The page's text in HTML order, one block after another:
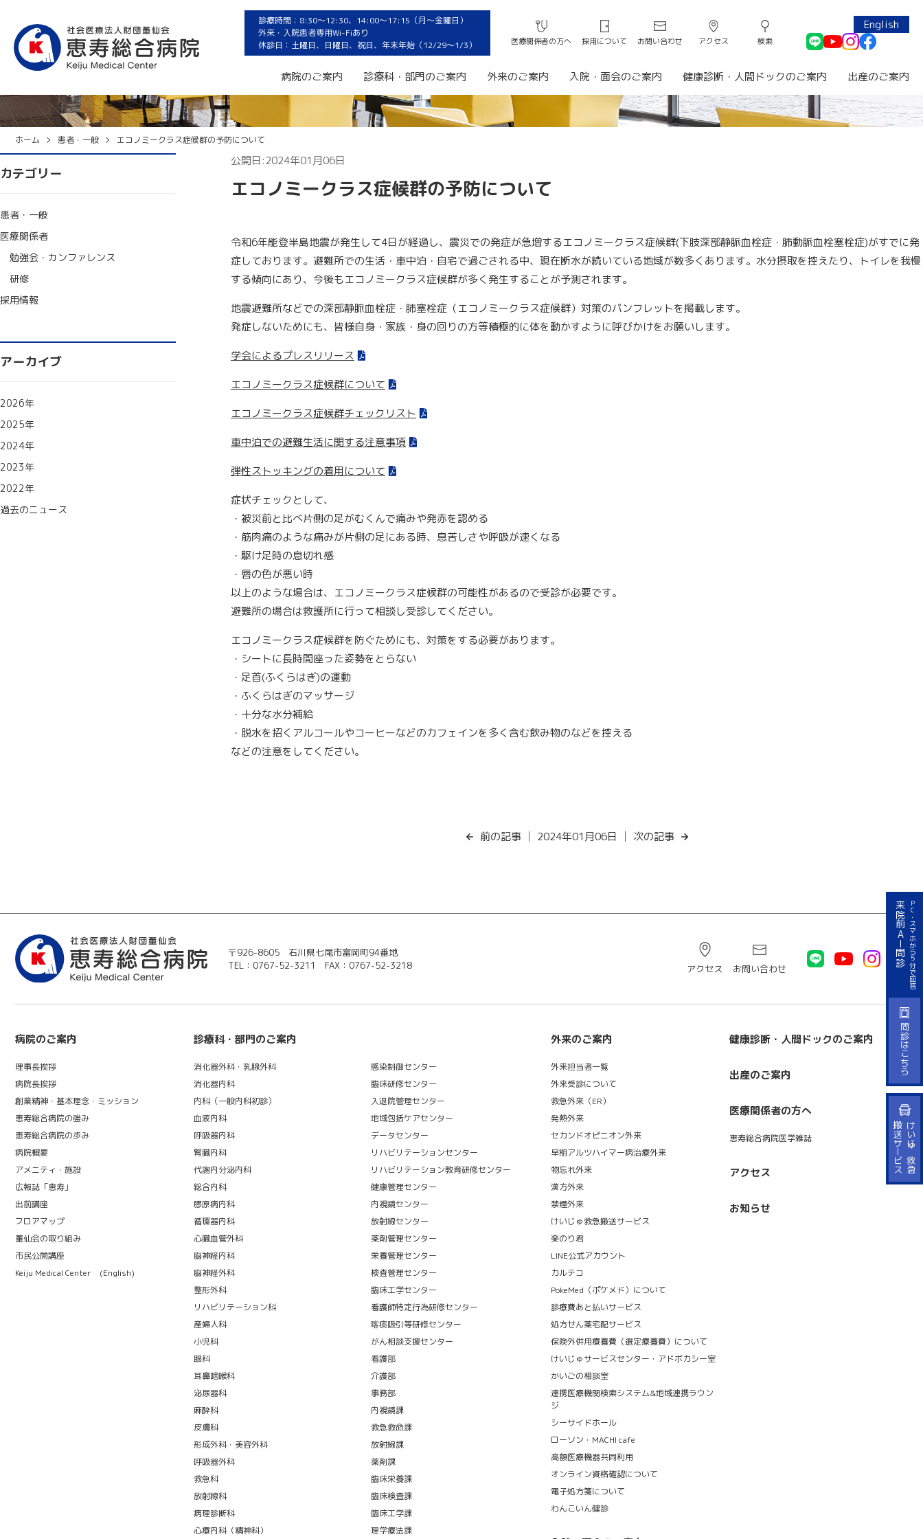
病院のご案内 診療科・部門のご案内 外来のご案内 入院・面会のご案内 健康診断・人間ドックのご案内 出産のご案内
English
医療関係者の方へ 採用について お問い合わせ アクセス 検索
診療時間：8:30〜12:30、14:00〜17:15（月〜金曜日）
外来・入院患者専用Wi-Fiあり
休診日：土曜日、日曜日、祝日、年末年始（12/29〜1/3）
PC・スマホから５分で回答
来院前AI問診
問診はこちら
け
い
じ
ゅ
救
急
搬
送
サ
ー
ビ
ス
お知らせ
ホーム 患者・一般 エコノミークラス症候群の予防について
カテゴリー
患者・一般
医療関係者
勉強会・カンファレンス
研修
採用情報
アーカイブ
2026年
2025年
2024年
2023年
2022年
過去のニュース
公開日:2024年01月06日
エコノミークラス症候群の予防について
令和6年能登半島地震が発生して4日が経過し、震災での発症が急増するエコノミークラス症候群(下肢深部静脈血栓症・肺動脈血栓塞栓症)がすでに発
症しております。避難所での生活・車中泊・自宅で過ごされる中、現在断水が続いている地域が数多くあります。水分摂取を控えたり、トイレを我慢
する傾向にあり、今後もエコノミークラス症候群が多く発生することが予測されます。
地震避難所などでの深部静脈血栓症・肺塞栓症（エコノミークラス症候群）対策のパンフレットを掲載します。
発症しないためにも、皆様自身・家族・身の回りの方等積極的に体を動かすように呼びかけをお願いします。
学会によるプレスリリース
エコノミークラス症候群について
エコノミークラス症候群チェックリスト
車中泊での避難生活に関する注意事項
弾性ストッキングの着用について
症状チェックとして、
・被災前と比べ片側の足がむくんで痛みや発赤を認める
・筋肉痛のような痛みが片側の足にある時、息苦しさや呼吸が速くなる
・駆け足時の息切れ感
・唇の色が悪い時
以上のような場合は、エコノミークラス症候群の可能性があるので受診が必要です。
避難所の場合は救護所に行って相談し受診してください。
エコノミークラス症候群を防ぐためにも、対策をする必要があります。
・シートに長時間座った姿勢をとらない
・足首(ふくらはぎ)の運動
・ふくらはぎのマッサージ
・十分な水分補給
・脱水を招くアルコールやコーヒーなどのカフェインを多く含む飲み物のなどを控える
などの注意をしてください。
前の記事│ 2024年01月06日 │ 次の記事
〒926-8605 石川県七尾市富岡町94番地
TEL：0767-52-3211 FAX：0767-52-3218
アクセス お問い合わせ
病院のご案内
理事長挨拶
病院長挨拶
創業精神・基本理念・ミッション
恵寿総合病院の強み
恵寿総合病院の歩み
病院概要
アメニティ・施設
広報誌「恵寿」
出前講座
フロアマップ
董仙会の取り組み
市民公開講座
Keiju Medical Center (English)
診療科・部門のご案内
消化器外科・乳腺外科
消化器内科
内科（一般内科初診）
血液内科
呼吸器内科
腎臓内科
代謝内分泌内科
総合内科
膠原病内科
循環器内科
心臓血管外科
脳神経内科
脳神経外科
整形外科
リハビリテーション科
産婦人科
小児科
眼科
耳鼻咽喉科
泌尿器科
麻酔科
皮膚科
形成外科・美容外科
呼吸器外科
救急科
放射線科
病理診断科
心療内科（精神科）
感染制御センター
臨床研修センター
入退院管理センター
地域包括ケアセンター
データセンター
リハビリテーションセンター
リハビリテーション教育研修センター
健康管理センター
内視鏡センター
放射線センター
薬剤管理センター
栄養管理センター
検査管理センター
臨床工学センター
看護師特定行為研修センター
喀痰吸引等研修センター
がん相談支援センター
看護部
介護部
事務部
内視鏡課
救急救命課
放射線課
薬剤課
臨床栄養課
臨床検査課
臨床工学課
理学療法課
外来のご案内
外来担当者一覧
外来受診について
救急外来（ER）
発熱外来
セカンドオピニオン外来
早期アルツハイマー病治療外来
物忘れ外来
漢方外来
禁煙外来
けいじゅ救急搬送サービス
楽のり君
LINE公式アカウント
カルテコ
PokeMed（ポケメド）について
診療費あと払いサービス
処方せん薬宅配サービス
保険外併用療養費（選定療養費）について
けいじゅサービスセンター・アドボカシー室
かいごの相談室
連携医療機関検索システム&地域連携ラウン
ジ
シーサイドホール
ローソン・MACHI cafe
高額医療機器共同利用
オンライン資格確認について
電子処方箋について
わんこいん健診
健康診断・人間ドックのご案内
出産のご案内
医療関係者の方へ
恵寿総合病院医学雑誌
アクセス
お知らせ